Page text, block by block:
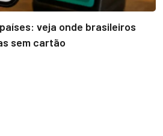
veja onde brasileiros
sem cartão